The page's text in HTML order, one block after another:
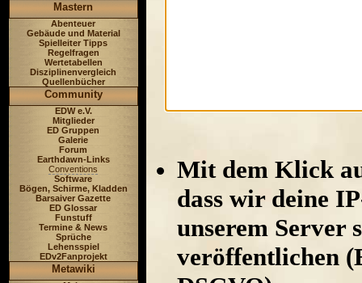
Mastern
Abenteuer
Gebäude und Material
Spielleiter Tipps
Regelfragen
Wertetabellen
Disziplinenvergleich
Quellenbücher
Community
EDW e.V.
Mitglieder
ED Gruppen
Galerie
Forum
Earthdawn-Links
Conventions
Software
Bögen, Schirme, Kladden
Barsaiver Gazette
ED Glossar
Funstuff
Termine & News
Sprüche
Lehensspiel
EDv2Fanprojekt
Metawiki
Mit dem Klick
dass wir deine
unserem Server
veröffentlichen